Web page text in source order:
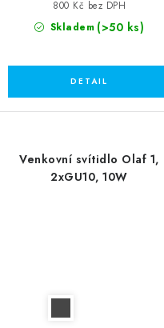
Skladem (>50 ks)
800 Kč bez DPH
Venkovní svítidlo Olaf 1,
2xGU10, 10W